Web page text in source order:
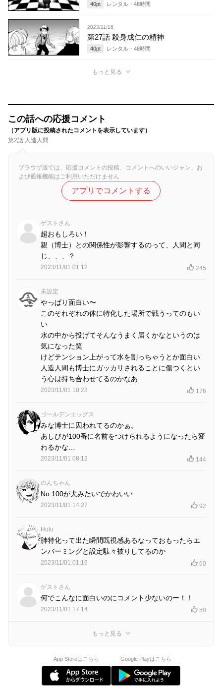
40pt レンタル・ 48時間
2023/11/16
第27話 殺身成仁の精神
40pt レンタル・ 48時間
もっと見る
この話への応援コメント
（アプリ版に投稿されたコメントを表示しています）
第2話 人造人間
ブラウザ版では、応援コメントの投稿、コメントへのいいジャン、お
よび通報機能はご利用いただけません
アプリでコメントする
ゲストさん
超おもしろい！
親（博士）との関係性が影響するのって、人間と同
じ、、、？
2023/11/01 01:12 245
未設定
やっぱり面白い〜
このそれぞれの体に特化した場所で戦うってのもい
い
水の中から投げてそんなうまく届くかなというのは
気になった笑
けどテンション上がって水を割っちゃうとか面白い
人造人間も博士にガッカリされることに傷つくとい
う心は持ち合わせてるのかなあ
2023/11/01 10:23 176
ゴールデンエッグス
みな博士に囚われてるのかぁ。
あしびが100番に名前をつけられるようになったら変
わるかな…
2023/11/01 08:12 144
のんちゃん
No.100が犬みたいでかわいい
2023/11/01 14:27 92
Hulu
肺特化って出た瞬間既視感あるなっておもったらエ
ンバーミングと設定駄々被りしてるのか
2023/11/01 01:16 60
ゲストさん
何でこんなに面白いのにコメント少ないのー！！
2023/11/01 17:14 50
もっと見る
App Storeはこちら Google Playはこちら